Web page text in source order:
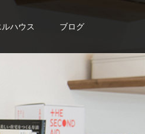
ハウス ブログ